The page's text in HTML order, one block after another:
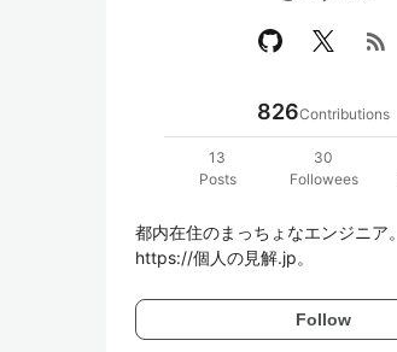
rss_feed
826Contributions
13
Posts
30
Followees
都内在住のまっちょなエンジニア。
https://個人の見解.jp。
Follow